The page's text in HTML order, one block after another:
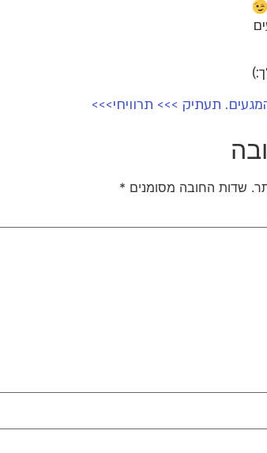
תעתיק >>> תרוויחי>>>
שדות החובה מסומנים *